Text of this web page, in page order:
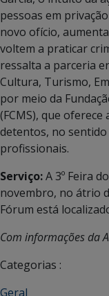
pessoas em
novo ofício,
voltem a praticar
ressalta a parceria
Cultura, Turismo,
por meio da
(FCMS), que
detentos, no
profissionais.
Serviço:A 3º Feira
novembro, no átrio
Fórum está
Com informações da
Categorias :
Geral